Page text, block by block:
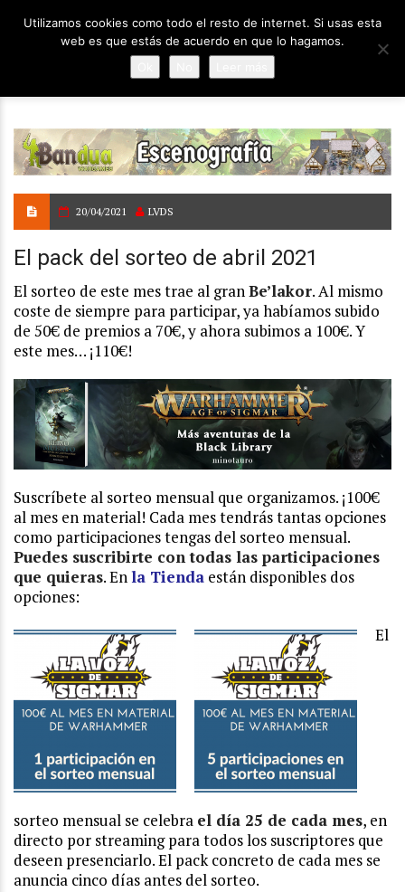
20/04/2021 LVDS
El pack del sorteo de abril 2021
El sorteo de este mes trae al granBe’lakor. Al mismo
coste de siempre para participar, ya habíamos subido
de 50€ de premios a 70€, y ahora subimos a 100€. Y
este mes… ¡110€!
Suscríbete al sorteo mensual que organizamos. ¡100€
al mes en material! Cada mes tendrás tantas opciones
como participaciones tengas del sorteo mensual.
Puedes suscribirte con todas las participaciones
que quieras. Enla Tienda están disponibles dos
opciones:
El
sorteo mensual se celebra el día 25 de cada mes, en
directo por streaming para todos los suscriptores que
deseen presenciarlo. El pack concreto de cada mes se
anuncia cinco días antes del sorteo.
Utilizamos cookies como todo el resto de internet. Si usas esta
web es que estás de acuerdo en que lo hagamos.